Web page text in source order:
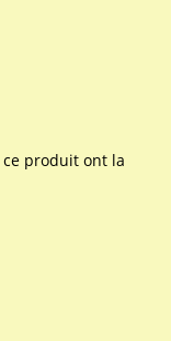
ce produit ont la